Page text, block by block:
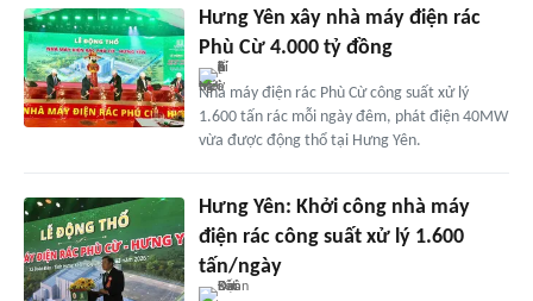
Hưng Yên xây nhà máy điện rác
Phù Cừ 4.000 tỷ đồng
Nhà máy điện rác Phù Cừ công suất xử lý
1.600 tấn rác mỗi ngày đêm, phát điện 40MW
vừa được động thổ tại Hưng Yên.
Hưng Yên: Khởi công nhà máy
điện rác công suất xử lý 1.600
tấn/ngày